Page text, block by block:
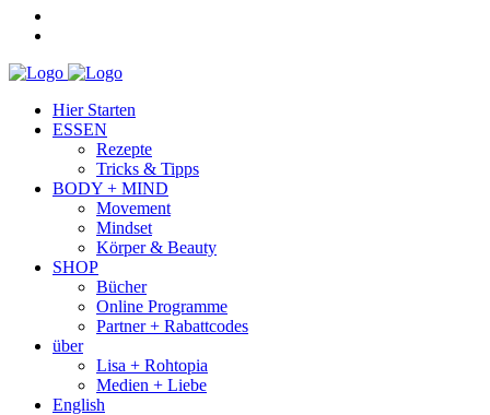
Hier Starten
ESSEN
Rezepte
Tricks & Tipps
BODY + MIND
Movement
Mindset
Körper & Beauty
SHOP
Bücher
Online Programme
Partner + Rabattcodes
über
Lisa + Rohtopia
Medien + Liebe
English